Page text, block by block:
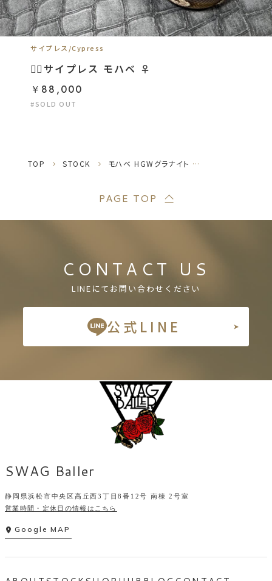
サイプレス/Cypress
❤️‍🔥サイプレス モハベ ♀
￥88,000
#SOLD OUT
TOP STOCK モハベ HGWグラナイト サイプレスpossマーベル ♀
CONTACT US
LINEにてお問い合わせください
公式LINE
SWAG Baller
静岡県浜松市中央区高丘西3丁目8番12号 南棟 2号室
営業時間・定休日の情報はこちら
Google MAP
PAGE TOP